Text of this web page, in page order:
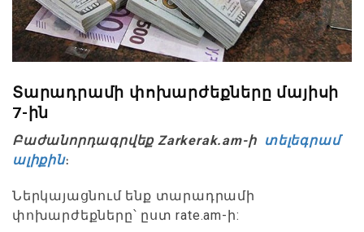
Տարադրամի փոխարժեքները մայիսի
7-ին
Բաժանորդագրվեք Zarkerak.am-ի տելեգրամ
ալիքին։
Ներկայացնում ենք տարադրամի
փոխարժեքները՝ ըստ rate.am-ի: